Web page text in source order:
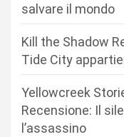
salvare il mondo
Kill the Shadow
Tide City
Yellowcreek
Recensione: Il
l’assassino